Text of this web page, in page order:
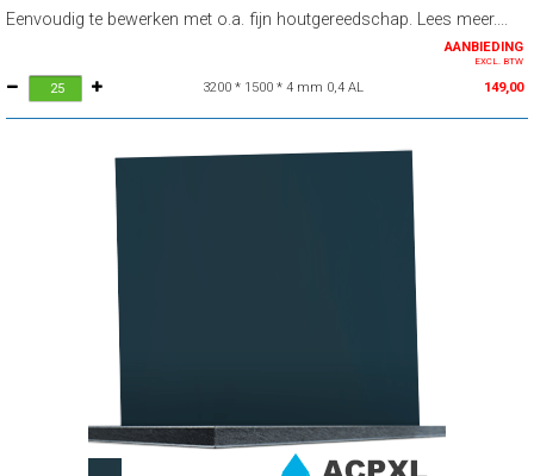
Eenvoudig te bewerken met o.a. fijn houtgereedschap. Lees meer....
AANBIEDING
EXCL. BTW
3200 * 1500 * 4 mm 0,4 AL 149,00